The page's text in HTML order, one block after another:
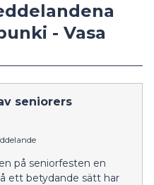
- Vasa
seniorers
på seniorfesten en
ett betydande sätt har